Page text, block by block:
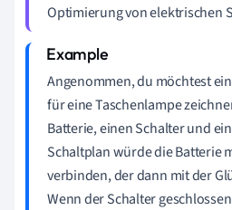
Optimierung von elektrischen
Angenommen, du möchtest
für eine Taschenlampe
Batterie, einen Schalter und
Schaltplan würde die Batterie
verbinden, der dann mit der
Wenn der Schalter